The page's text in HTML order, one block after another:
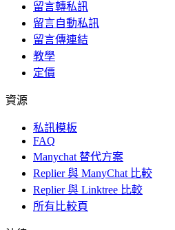
留言轉私訊
留言自動私訊
留言傳連結
教學
定價
資源
私訊模板
FAQ
Manychat 替代方案
Replier 與 ManyChat 比較
Replier 與 Linktree 比較
所有比較頁